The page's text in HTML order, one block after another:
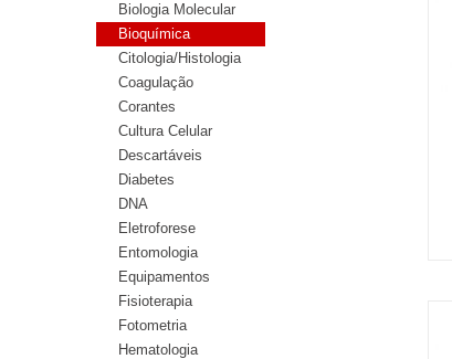
Biologia Molecular
Bioquímica
Citologia/Histologia
Coagulação
Corantes
Cultura Celular
Descartáveis
Diabetes
DNA
Eletroforese
Entomologia
Equipamentos
Fisioterapia
Fotometria
Hematologia